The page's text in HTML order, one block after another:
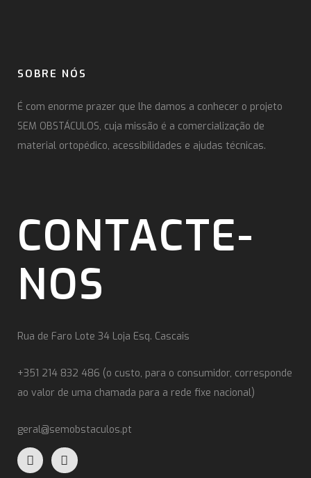
SOBRE NÓS
É com enorme prazer que lhe damos a conhecer o projeto
SEM OBSTÁCULOS, cuja missão é a comercialização de
material ortopédico, acessibilidades e ajudas técnicas.
CONTACTE-
NOS
Rua de Faro Lote 34 Loja Esq. Cascais
+351 214 832 486 (o custo, para o consumidor, corresponde
ao valor de uma chamada para a rede fixe nacional)
geral@semobstaculos.pt